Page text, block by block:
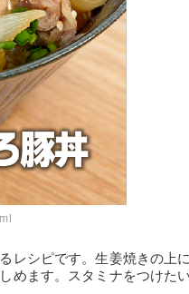
レシピです。生姜焼きの上
めます。スタミナをつけた